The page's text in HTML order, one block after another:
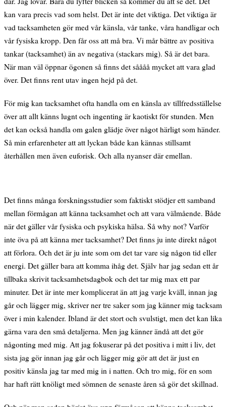
kan vara precis vad som helst. Det är inte det viktiga. Det viktiga är
vad tacksamheten gör med vår känsla, vår tanke, våra handligar och
vår fysiska kropp. Den får oss att må bra. Vi mår bättre av positiva
tankar (tacksamhet) än av negativa (stackars mig). Så är det bara.
När man väl öppnar ögonen så finns det såååå mycket att vara glad
över. Det finns rent utav ingen hejd på det.
För mig kan tacksamhet ofta handla om en känsla av tillfredsställelse
över att allt känns lugnt och ingenting är kaotiskt för stunden. Men
det kan också handla om galen glädje över något härligt som händer.
Så min erfarenheter att att lyckan både kan kännas stillsamt
återhållen men även euforisk. Och alla nyanser där emellan.
Det finns många forskningsstudier som faktiskt stödjer ett samband
mellan förmågan att känna tacksamhet och att vara välmående. Både
när det gäller vår fysiska och psykiska hälsa. Så why not? Varför
inte öva på att känna mer tacksamhet? Det finns ju inte direkt något
att förlora. Och det är ju inte som om det tar vare sig någon tid eller
energi. Det gäller bara att komma ihåg det. Själv har jag sedan ett år
tillbaka skrivit tacksamhetsdagbok och det tar mig max ett par
minuter. Det är inte mer komplicerat än att jag varje kväll, innan jag
går och lägger mig, skriver ner tre saker som jag känner mig tacksam
över i min kalender. Ibland är det stort och svulstigt, men det kan lika
gärna vara den små detaljerna. Men jag känner ändå att det gör
någonting med mig. Att jag fokuserar på det positiva i mitt i liv, det
sista jag gör innan jag går och lägger mig gör att det är just en
positiv känsla jag tar med mig in i natten. Och tro mig, för en som
har haft rätt knöligt med sömnen de senaste åren så gör det skillnad.